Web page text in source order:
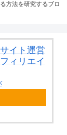
方法を研究するブロ
イト運営
ィリエイ